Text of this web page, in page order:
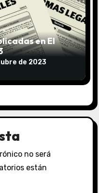
en El
de 2023
no será
están